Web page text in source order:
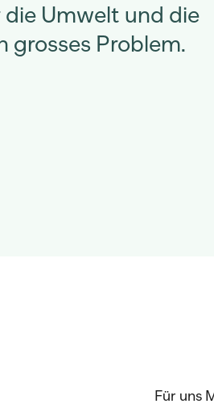
Umwelt und die
grosses Problem.
Für uns